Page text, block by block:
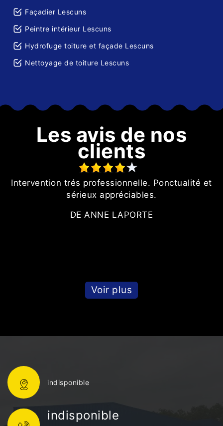
Façadier Lescuns
Peintre intérieur Lescuns
Hydrofuge toiture et façade Lescuns
Nettoyage de toiture Lescuns
Les avis de nos
clients
Intervention trés professionnelle. Ponctualité et
sérieux appréciables.
DE ANNE LAPORTE
Voir plus
indisponible
indisponible